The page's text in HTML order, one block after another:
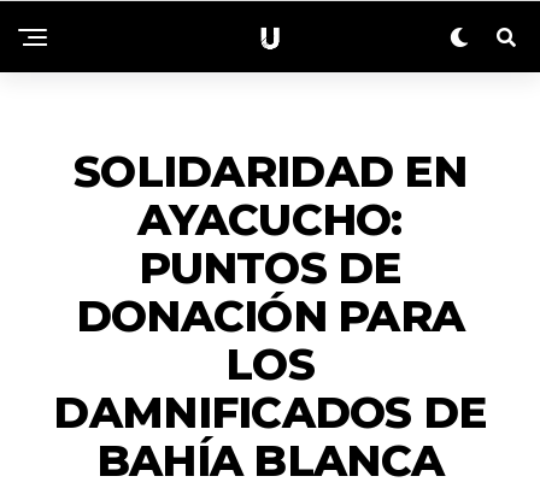
SOLIDARIDAD EN
AYACUCHO:
PUNTOS DE
DONACIÓN PARA
LOS
DAMNIFICADOS DE
BAHÍA BLANCA